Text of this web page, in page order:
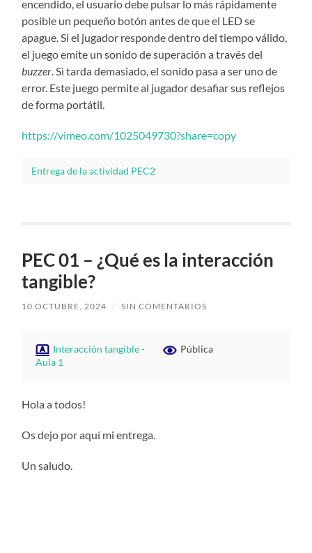
encendido, el usuario debe pulsar lo más rápidamente
posible un pequeño botón antes de que el LED se
apague. Si el jugador responde dentro del tiempo válido,
el juego emite un sonido de superación a través del
buzzer. Si tarda demasiado, el sonido pasa a ser uno de
error. Este juego permite al jugador desafiar sus reflejos
de forma portátil.
https://vimeo.com/1025049730?share=copy
Entrega de la actividad PEC2
PEC 01 – ¿Qué es la interacción
tangible?
10 OCTUBRE, 2024 / SIN COMENTARIOS
Interacción tangible -
Aula 1
Pública
Hola a todos!
Os dejo por aquí mi entrega.
Un saludo.